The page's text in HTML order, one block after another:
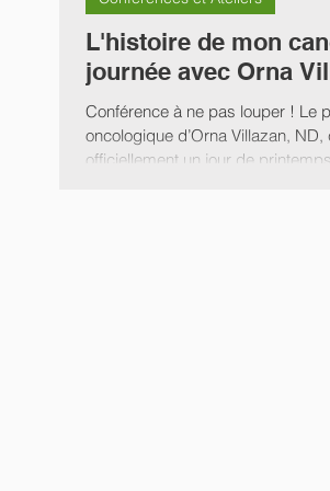
L'histoire de mon
journée avec Orna
Conférence à ne pas louper ! Le
oncologique d’Orna Villazan,
officiellement un jour de